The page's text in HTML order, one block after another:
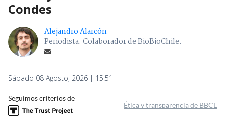
Condes
Alejandro Alarcón
Periodista. Colaborador de BioBioChile.
Sábado 08 Agosto, 2026 | 15:51
Seguimos criterios de
Ética y transparencia de BBCL